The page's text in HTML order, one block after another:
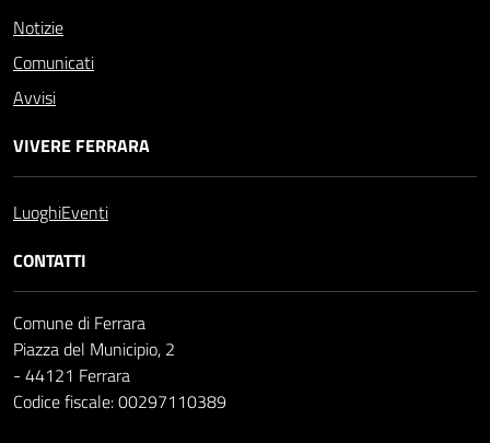
Notizie
Comunicati
Avvisi
VIVERE FERRARA
LuoghiEventi
CONTATTI
Comune di Ferrara
Piazza del Municipio, 2
- 44121 Ferrara
Codice fiscale: 00297110389